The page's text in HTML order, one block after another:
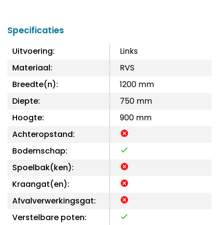
Specificaties
Uitvoering:
Links
Materiaal:
RVS
Breedte(n):
1200 mm
Diepte:
750 mm
Hoogte:
900 mm
Achteropstand:
Bodemschap:
Spoelbak(ken):
Kraangat(en):
Afvalverwerkingsgat:
Verstelbare poten: